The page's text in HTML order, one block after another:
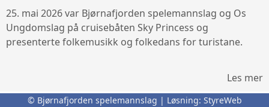
25. mai 2026 var Bjørnafjorden spelemannslag og Os
Ungdomslag på cruisebåten Sky Princess og
presenterte folkemusikk og folkedans for turistane.
Les mer
© Bjørnafjorden spelemannslag | Løsning: StyreWeb